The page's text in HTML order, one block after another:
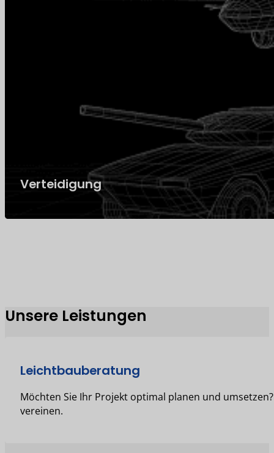
Verteidigung
Unsere Leistungen
Leichtbauberatung
Möchten Sie Ihr Projekt optimal planen und
vereinen.